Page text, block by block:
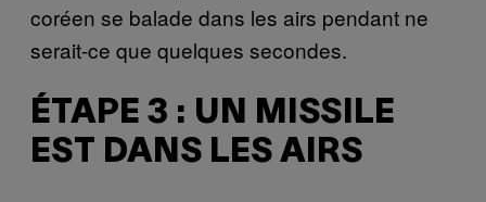
coréen se balade dans les airs pendant ne
serait-ce que quelques secondes.
ÉTAPE 3 : UN MISSILE
EST DANS LES AIRS